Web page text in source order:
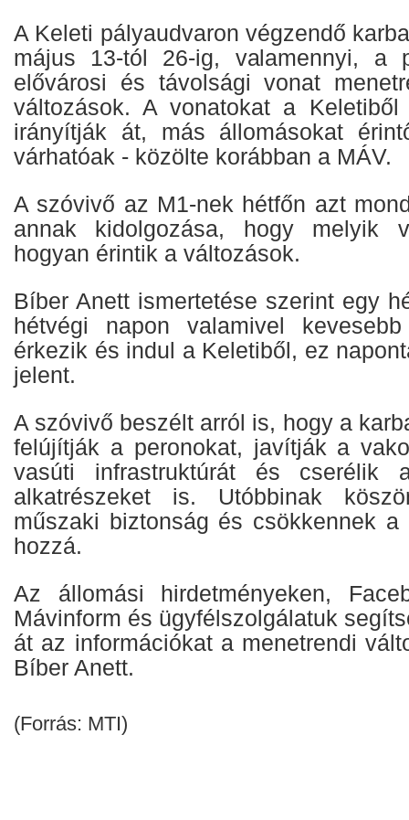
A Keleti pályaudvaron végzendő
május 13-tól 26-ig, valamennyi, a
elővárosi és távolsági vonat
változások. A vonatokat a Keletiből
irányítják át, más állomásokat
várhatóak - közölte korábban a MÁV.
A szóvivő az M1-nek hétfőn azt
annak kidolgozása, hogy melyik
hogyan érintik a változások.
Bíber Anett ismertetése szerint egy
hétvégi napon valamivel
érkezik és indul a Keletiből, ez
jelent.
A szóvivő beszélt arról is, hogy a
felújítják a peronokat, javítják a
vasúti infrastruktúrát és cserélik
alkatrészeket is. Utóbbinak
műszaki biztonság és csökkennek
hozzá.
Az állomási hirdetményeken,
Mávinform és ügyfélszolgálatuk
át az információkat a menetrendi
Bíber Anett.
(Forrás: MTI)